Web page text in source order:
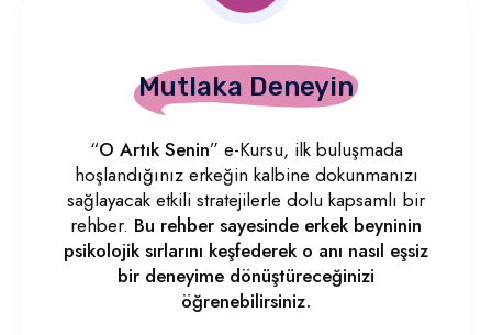
Mutlaka Deneyin
“O Artık Senin” e-Kursu, ilk buluşmada
hoşlandığınız erkeğin kalbine dokunmanızı
sağlayacak etkili stratejilerle dolu kapsamlı bir
rehber. Bu rehber sayesinde erkek beyninin
psikolojik sırlarını keşfederek o anı nasıl eşsiz
bir deneyime dönüştüreceğinizi
öğrenebilirsiniz.